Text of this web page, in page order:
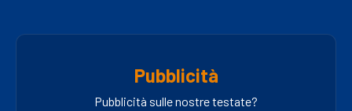
Pubblicità
Pubblicità sulle nostre testate?